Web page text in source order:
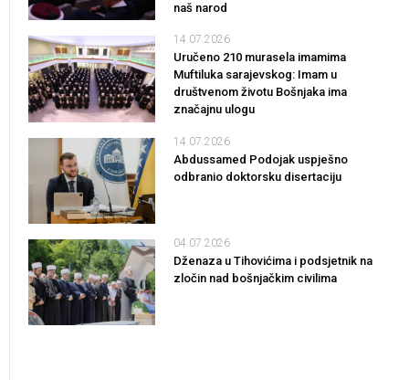
naš narod
14.07.2026
Uručeno 210 murasela imamima
Muftiluka sarajevskog: Imam u
društvenom životu Bošnjaka ima
značajnu ulogu
14.07.2026
Abdussamed Podojak uspješno
odbranio doktorsku disertaciju
04.07.2026
Dženaza u Tihovićima i podsjetnik na
zločin nad bošnjačkim civilima